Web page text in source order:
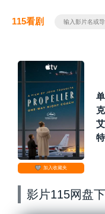
115看剧
加入收藏夹
影片115网盘